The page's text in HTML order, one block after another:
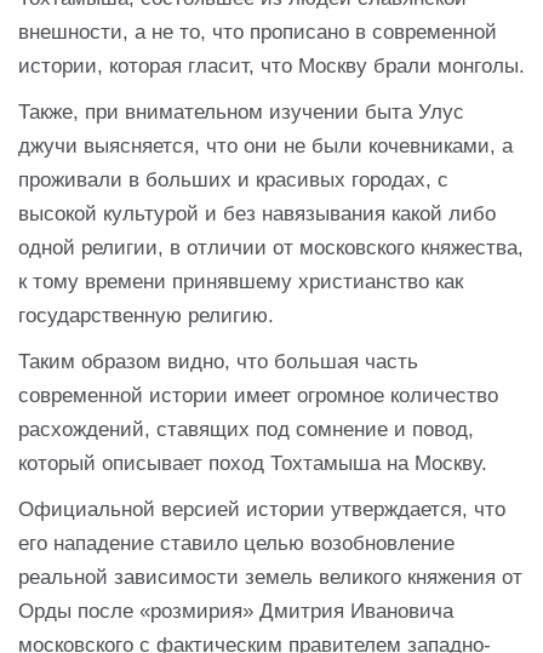
внешности, а не то, что прописано в современной
истории, которая гласит, что Москву брали монголы.
Также, при внимательном изучении быта Улус
джучи выясняется, что они не были кочевниками, а
проживали в больших и красивых городах, с
высокой культурой и без навязывания какой либо
одной религии, в отличии от московского княжества,
к тому времени принявшему христианство как
государственную религию.
Таким образом видно, что большая часть
современной истории имеет огромное количество
расхождений, ставящих под сомнение и повод,
который описывает поход Тохтамыша на Москву.
Официальной версией истории утверждается, что
его нападение ставило целью возобновление
реальной зависимости земель великого княжения от
Орды после «розмирия» Дмитрия Ивановича
московского с фактическим правителем западно-